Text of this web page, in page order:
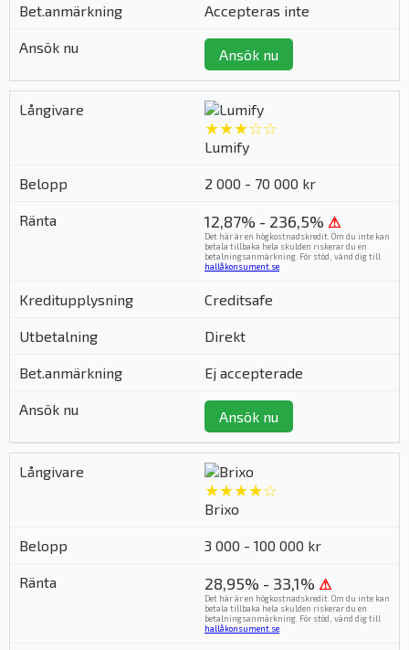
Accepteras inte
Ansök nu
★★★☆☆
Lumify
2 000 - 70 000 kr
12,87% - 236,5% ⚠
Det här är en högkostnadskredit. Om du inte kan
betala tillbaka hela skulden riskerar du en
betalningsanmärkning. För stöd, vänd dig till
hallåkonsument.se.
Creditsafe
Direkt
Ej accepterade
Ansök nu
★★★★☆
Brixo
3 000 - 100 000 kr
28,95% - 33,1% ⚠
Det här är en högkostnadskredit. Om du inte kan
betala tillbaka hela skulden riskerar du en
betalningsanmärkning. För stöd, vänd dig till
hallåkonsument.se.